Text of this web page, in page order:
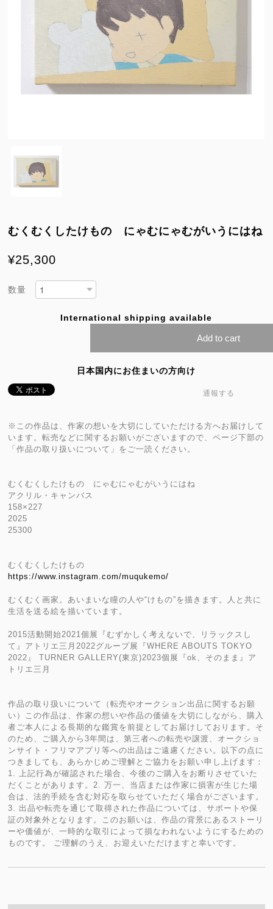
むくむくしたけもの にゃむにゃむがいうにはね
¥25,300
数量
International shipping available
Add to cart
日本国内にお住まいの方向け
通報する
※この作品は、作家の想いを大切にしていただける方へお届けして
います。転売などに関するお願いがございますので、ページ下部の
「作品の取り扱いについて」をご一読ください。
むくむくしたけもの にゃむにゃむがいうにはね
アクリル・キャンバス
158×227
2025
25300
むくむくしたけもの
https://www.instagram.com/muqukemo/
むくむく画家。あいまいな瞳の人や“けもの”を描きます。人と共に
生活を送る絵を描いています。
2015活動開始2021個展『むずかしく考えないで、リラックスし
て』アトリエ三月2022グループ展『WHERE ABOUTS TOKYO
2022』 TURNER GALLERY(東京)2023個展『ok、そのまま』ア
トリエ三月
作品の取り扱いについて（転売やオークション出品に関するお願
い）この作品は、作家の想いや作品の価値を大切にしながら、購入
者ご本人による長期的な鑑賞を前提としてお届けしております。そ
のため、ご購入から3年間は、第三者への転売や譲渡、オークショ
ンサイト・フリマアプリ等への出品はご遠慮ください。以下の点に
つきましても、あらかじめご理解とご協力をお願い申し上げます：
1. 上記行為が確認された場合、今後のご購入をお断りさせていた
だくことがあります。2. 万一、当店または作家に損害が生じた場
合は、法的手続を含む対応を取らせていただく場合がございます。
3. 出品や転売を通じて取得された作品については、サポートや保
証の対象外となります。このお願いは、作品の背景にあるストーリ
ーや価値が、一時的な取引によって損なわれないようにするための
ものです。 ご理解のうえ、お迎えいただけますと幸いです。